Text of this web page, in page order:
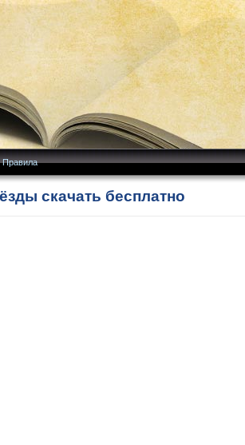
Правила
скачать бесплатно